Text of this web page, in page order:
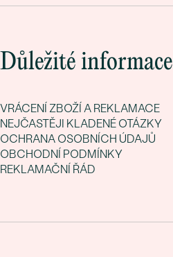
Důležité informace
VRÁCENÍ ZBOŽÍ A REKLAMACE
NEJČASTĚJI KLADENÉ OTÁZKY
OCHRANA OSOBNÍCH ÚDAJŮ
OBCHODNÍ PODMÍNKY
REKLAMAČNÍ ŘÁD